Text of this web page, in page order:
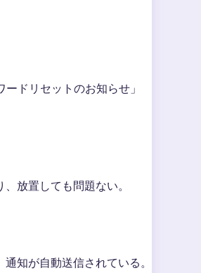
ドリセットのお知らせ」
放置しても問題ない。
知が自動送信されている。